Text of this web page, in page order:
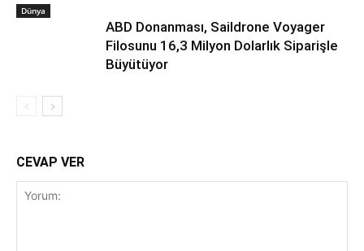
Dünya
ABD Donanması, Saildrone Voyager
Filosunu 16,3 Milyon Dolarlık Siparişle
Büyütüyor
CEVAP VER